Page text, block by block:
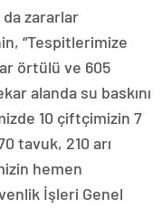
da zararlar
“Tespitlerimize
örtülü ve 605
alanda su baskını
10 çiftçimizin 7
tavuk, 210 arı
hemen
İşleri Genel